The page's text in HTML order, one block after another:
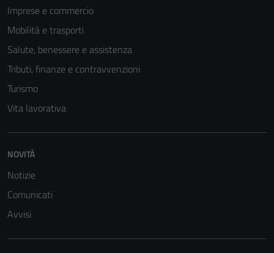
Imprese e commercio
Mobilità e trasporti
Salute, benessere e assistenza
Tributi, finanze e contravvenzioni
Turismo
Vita lavorativa
NOVITÀ
Notizie
Comunicati
Avvisi